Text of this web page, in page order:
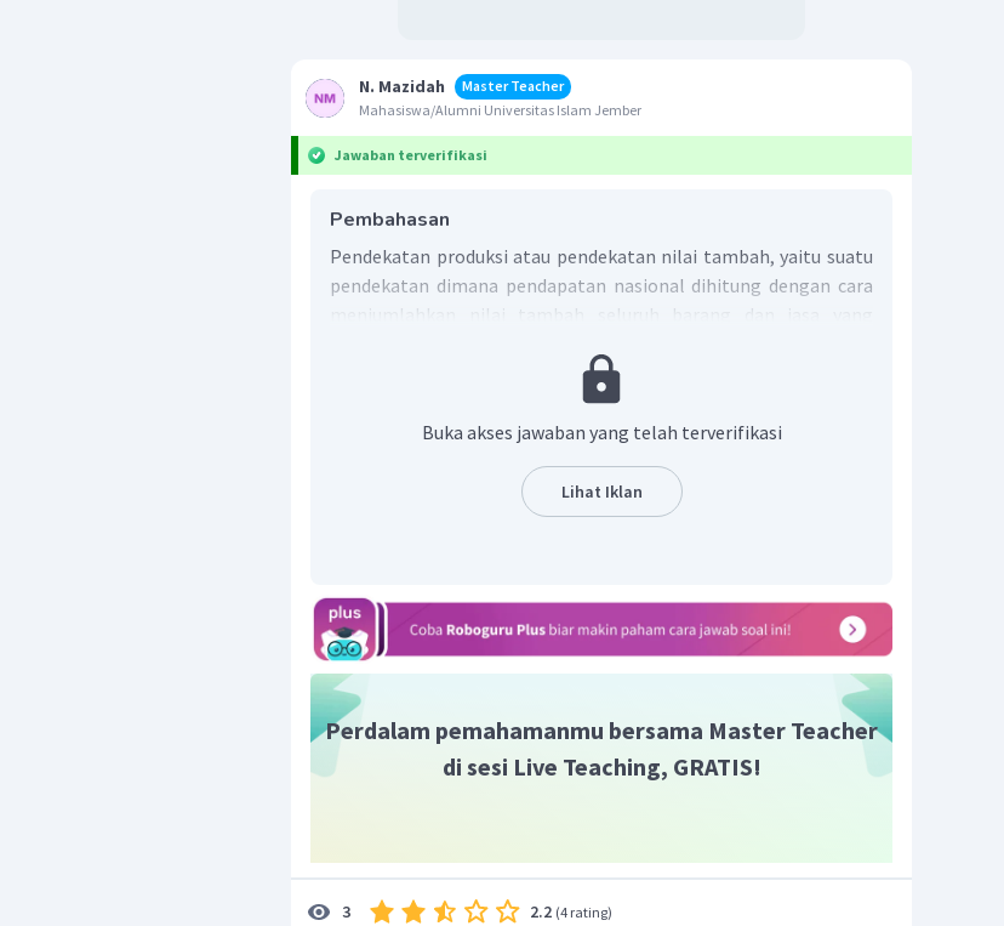
N. Mazidah
Master Teacher
Mahasiswa/Alumni Universitas Islam Jember
Jawaban terverifikasi
Pembahasan
Pendekatan produksi atau pendekatan nilai tambah, yaitu suatu
pendekatan dimana pendapatan nasional dihitung dengan cara
menjumlahkan nilai tambah seluruh barang dan jasa yang
Buka akses jawaban yang telah terverifikasi
Lihat Iklan
Perdalam pemahamanmu bersama Master Teacher
di sesi Live Teaching, GRATIS!
3 2.2 (4 rating)